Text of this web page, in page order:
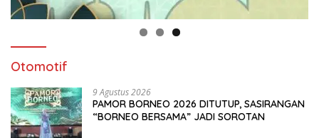
Otomotif
9 Agustus 2026
PAMOR BORNEO 2026 DITUTUP, SASIRANGAN
“BORNEO BERSAMA” JADI SOROTAN